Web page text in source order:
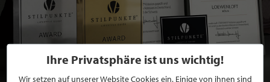
Ihre Privatsphäre ist uns wichtig!
Wir setzen auf unserer Website Cookies ein. Einige von ihnen sind